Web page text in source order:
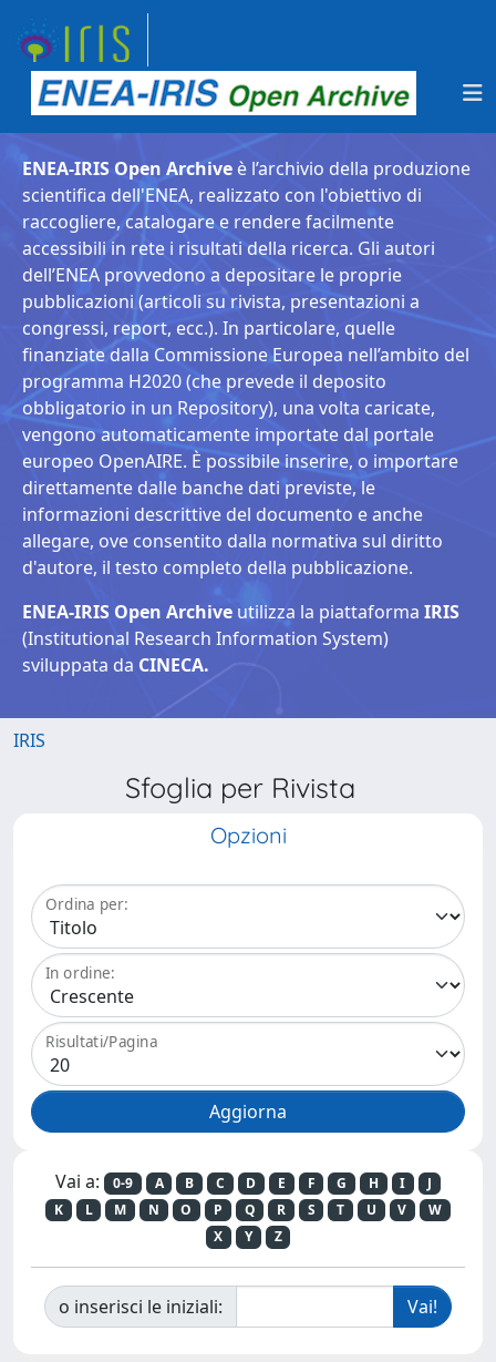
ENEA-IRIS Open Archive è l’archivio della produzione
scientifica dell'ENEA, realizzato con l'obiettivo di
raccogliere, catalogare e rendere facilmente
accessibili in rete i risultati della ricerca. Gli autori
dell’ENEA provvedono a depositare le proprie
pubblicazioni (articoli su rivista, presentazioni a
congressi, report, ecc.). In particolare, quelle
finanziate dalla Commissione Europea nell’ambito del
programma H2020 (che prevede il deposito
obbligatorio in un Repository), una volta caricate,
vengono automaticamente importate dal portale
europeo OpenAIRE. È possibile inserire, o importare
direttamente dalle banche dati previste, le
informazioni descrittive del documento e anche
allegare, ove consentito dalla normativa sul diritto
d'autore, il testo completo della pubblicazione.
ENEA-IRIS Open Archive utilizza la piattaforma IRIS
(Institutional Research Information System)
sviluppata da CINECA.
IRIS
Sfoglia per Rivista
Opzioni
Ordina per:
In ordine:
Risultati/Pagina
Vai a: 0-9 A B C D E F G H I
J
K
L M N O P Q R S T U V
W
X
Y Z
o inserisci le iniziali: